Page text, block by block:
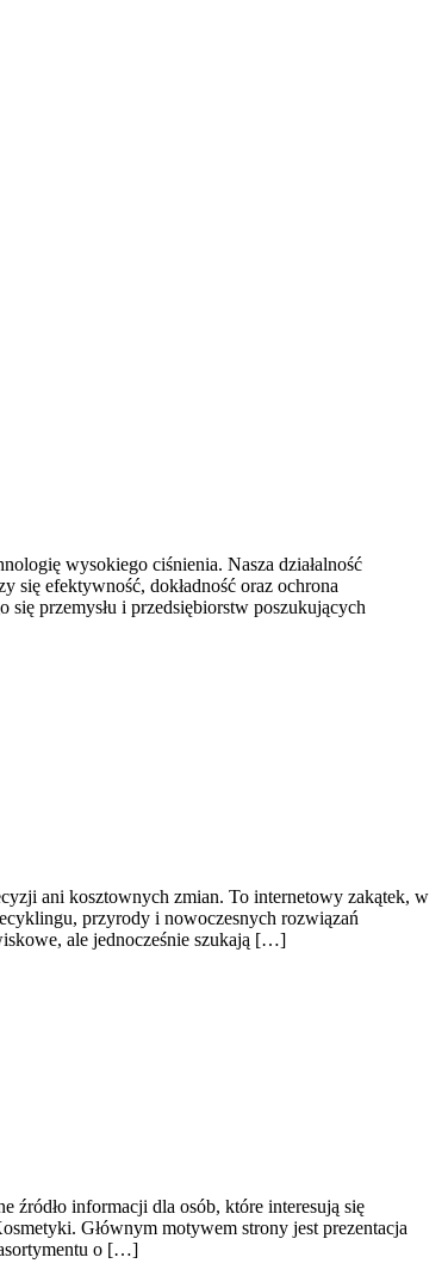
wysokiego ciśnienia. Nasza działalność
się efektywność, dokładność oraz ochrona
przemysłu i przedsiębiorstw poszukujących
ani kosztownych zmian. To internetowy zakątek, w
przyrody i nowoczesnych rozwiązań
ale jednocześnie szukają […]
źródło informacji dla osób, które interesują się
Głównym motywem strony jest prezentacja
o […]